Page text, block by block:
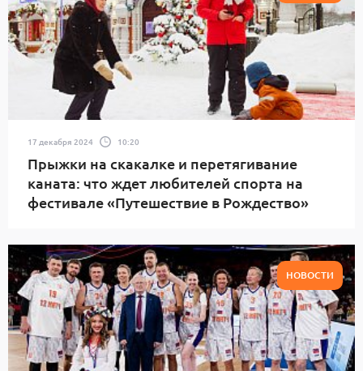
17 декабря 2024 10:20
Прыжки на скакалке и перетягивание
каната: что ждет любителей спорта на
фестивале «Путешествие в Рождество»
НОВОСТИ